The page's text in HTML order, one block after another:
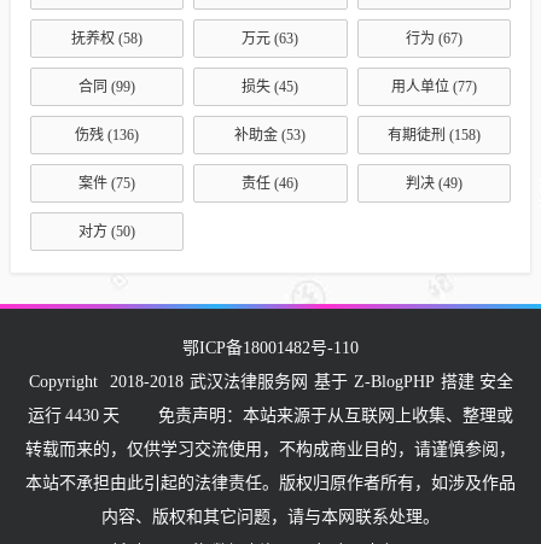
抚养权 (58) 万元 (63) 行为 (67)
合同 (99) 损失 (45) 用人单位 (77)
伤残 (136) 补助金 (53) 有期徒刑 (158)
案件 (75) 责任 (46) 判决(49)
对方 (50)
鄂ICP备18001482号-110
Copyright
2018-2018 武汉法律服务网 基于 Z-BlogPHP 搭建 安全
运行 4430 天
免责声明：本站来源于从互联网上收集、整理或
转载而来的，仅供学习交流使用，不构成商业目的，请谨慎参阅，
本站不承担由此引起的法律责任。版权归原作者所有，如涉及作品
内容、版权和其它问题，请与本网联系处理。